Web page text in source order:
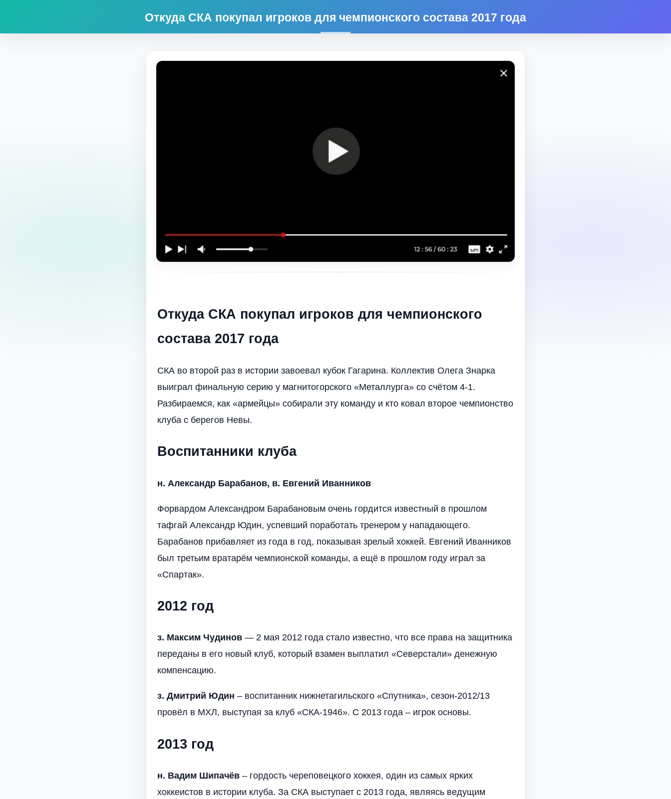
Откуда СКА покупал игроков для чемпионского состава 2017 года
Откуда СКА покупал игроков для чемпионского
состава 2017 года
СКА во второй раз в истории завоевал кубок Гагарина. Коллектив Олега Знарка
выиграл финальную серию у магнитогорского «Металлурга» со счётом 4-1.
Разбираемся, как «армейцы» собирали эту команду и кто ковал второе чемпионство
клуба с берегов Невы.
Воспитанники клуба
н. Александр Барабанов, в. Евгений Иванников
Форвардом Александром Барабановым очень гордится известный в прошлом
тафгай Александр Юдин, успевший поработать тренером у нападающего.
Барабанов прибавляет из года в год, показывая зрелый хоккей. Евгений Иванников
был третьим вратарём чемпионской команды, а ещё в прошлом году играл за
«Спартак».
2012 год
з. Максим Чудинов — 2 мая 2012 года стало известно, что все права на защитника
переданы в его новый клуб, который взамен выплатил «Северстали» денежную
компенсацию.
з. Дмитрий Юдин – воспитанник нижнетагильского «Спутника», сезон-2012/13
провёл в МХЛ, выступая за клуб «СКА-1946». С 2013 года – игрок основы.
2013 год
н. Вадим Шипачёв – гордость череповецкого хоккея, один из самых ярких
хоккеистов в истории клуба. За СКА выступает с 2013 года, являясь ведущим